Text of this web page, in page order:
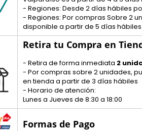
- Regiones: Desde 2 días hábiles
- Regiones: Por compras Sobre 2
disponible a partir de 5 días hábiles
Retira tu Compra en
- Retira de forma inmediata 2
- Por compras sobre 2 unidades,
en tienda a partir de 3 días hábiles
- Horario de atención:
Lunes a Jueves de 8:30 a 18:00
Formas de Pago